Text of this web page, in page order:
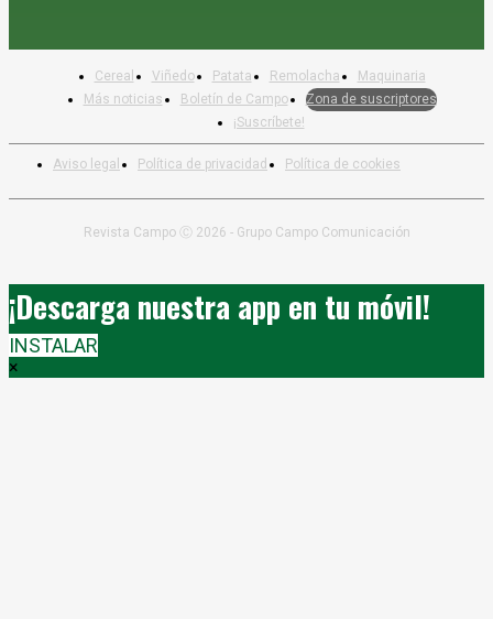
Aviso legal Política de privacidad Política de cookies
Cereal Viñedo Patata Remolacha
Maquinaria
Más noticias
Boletín de Campo
Zona de suscriptores
¡Suscríbete!
Revista Campo Ⓒ 2026 - Grupo Campo Comunicación
¡Descarga nuestra app en tu móvil!
INSTALAR
×